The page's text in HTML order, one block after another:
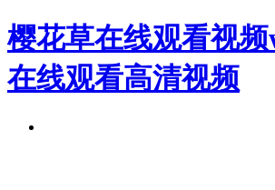
樱花草在线观看视
在线观看高清视频